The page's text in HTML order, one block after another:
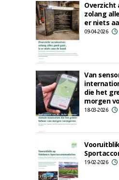
Overzicht
zolang
er niets
09-04-2026
Van
die het
morgen
18-03-2026
19-02-2026